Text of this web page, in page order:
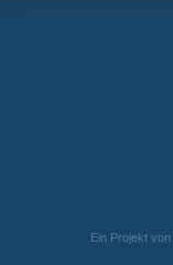
Ein Projekt von